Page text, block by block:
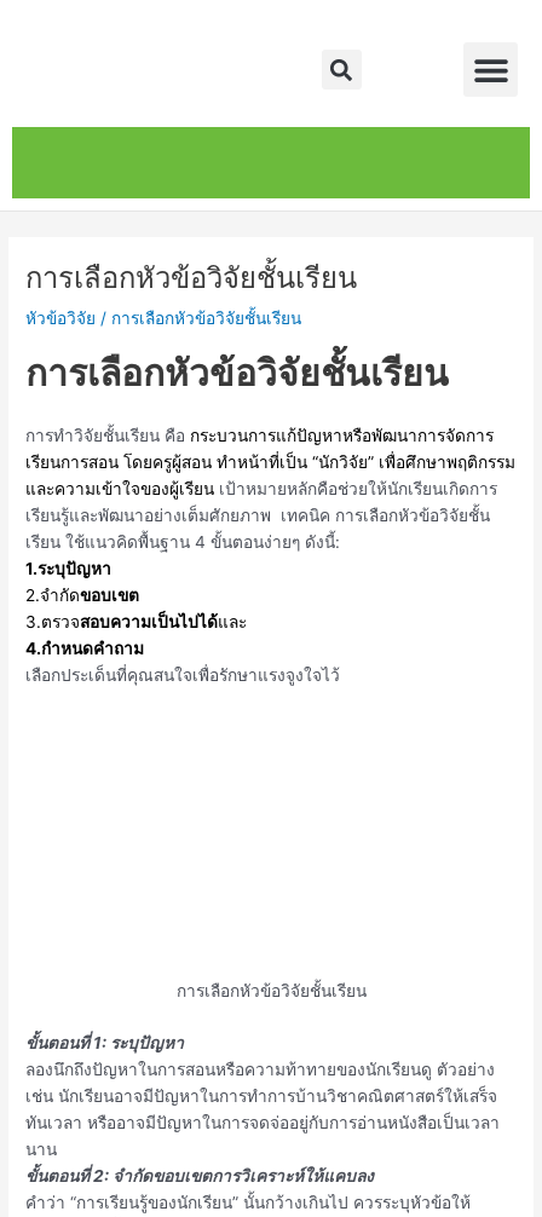
Search
การเลือกหัวข้อวิจัยชั้นเรียน
หัวข้อวิจัย / การเลือกหัวข้อวิจัยชั้นเรียน
การเลือกหัวข้อวิจัยชั้นเรียน
การทำวิจัยชั้นเรียน คือ กระบวนการแก้ปัญหาหรือพัฒนาการจัดการ
เรียนการสอน โดยครูผู้สอน ทำหน้าที่เป็น “นักวิจัย” เพื่อศึกษาพฤติกรรม
และความเข้าใจของผู้เรียน เป้าหมายหลักคือช่วยให้นักเรียนเกิดการ
เรียนรู้และพัฒนาอย่างเต็มศักยภาพ เทคนิค การเลือกหัวข้อวิจัยชั้น
เรียน ใช้แนวคิดพื้นฐาน 4 ขั้นตอนง่ายๆ ดังนี้:
1.ระบุปัญหา
2.จำกัดขอบเขต
3.ตรวจสอบความเป็นไปได้และ
4.กำหนดคำถาม
เลือกประเด็นที่คุณสนใจเพื่อรักษาแรงจูงใจไว้
การเลือกหัวข้อวิจัยชั้นเรียน
ขั้นตอนที่ 1: ระบุปัญหา
ลองนึกถึงปัญหาในการสอนหรือความท้าทายของนักเรียนดู ตัวอย่าง
เช่น นักเรียนอาจมีปัญหาในการทำการบ้านวิชาคณิตศาสตร์ให้เสร็จ
ทันเวลา หรืออาจมีปัญหาในการจดจ่ออยู่กับการอ่านหนังสือเป็นเวลา
นาน
ขั้นตอนที่ 2: จำกัดขอบเขตการวิเคราะห์ให้แคบลง
คำว่า “การเรียนรู้ของนักเรียน” นั้นกว้างเกินไป ควรระบุหัวข้อให้